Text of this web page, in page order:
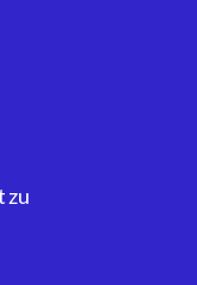
zu